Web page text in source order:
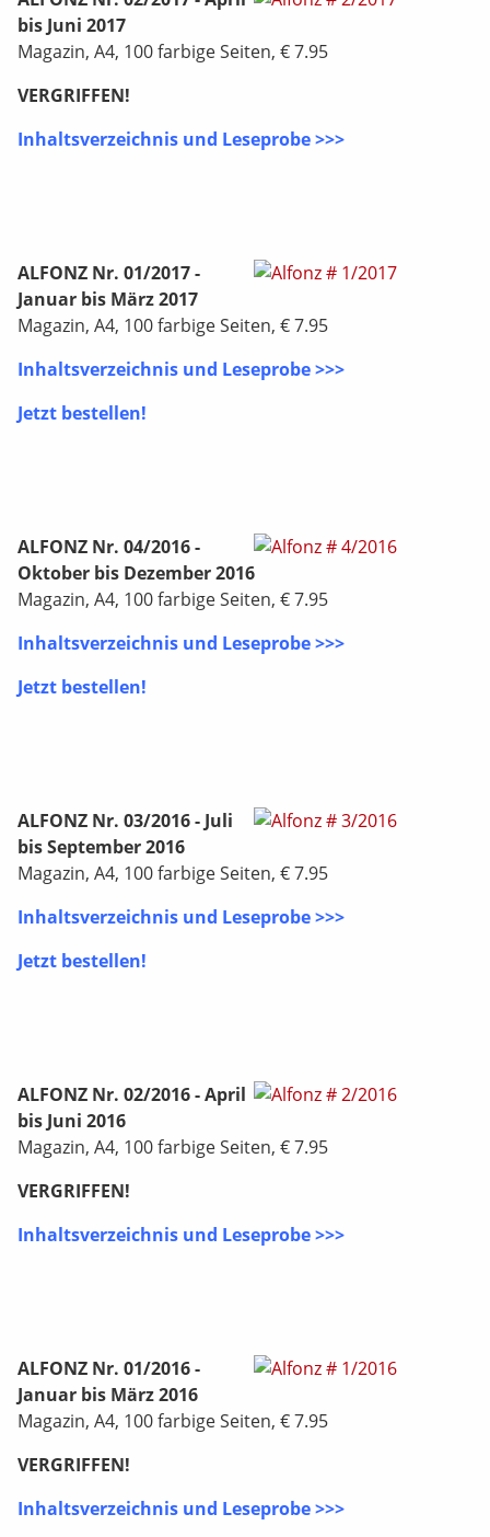
bis Juni 2017
Magazin, A4, 100 farbige Seiten, € 7.95
VERGRIFFEN!
Inhaltsverzeichnis und Leseprobe >>>
ALFONZ Nr. 01/2017 -
Januar bis März 2017
Magazin, A4, 100 farbige Seiten, € 7.95
Inhaltsverzeichnis und Leseprobe >>>
Jetzt bestellen!
ALFONZ Nr. 04/2016 -
Oktober bis Dezember 2016
Magazin, A4, 100 farbige Seiten, € 7.95
Inhaltsverzeichnis und Leseprobe >>>
Jetzt bestellen!
ALFONZ Nr. 03/2016 - Juli
bis September 2016
Magazin, A4, 100 farbige Seiten, € 7.95
Inhaltsverzeichnis und Leseprobe >>>
Jetzt bestellen!
ALFONZ Nr. 02/2016 - April
bis Juni 2016
Magazin, A4, 100 farbige Seiten, € 7.95
VERGRIFFEN!
Inhaltsverzeichnis und Leseprobe >>>
ALFONZ Nr. 01/2016 -
Januar bis März 2016
Magazin, A4, 100 farbige Seiten, € 7.95
VERGRIFFEN!
Inhaltsverzeichnis und Leseprobe >>>